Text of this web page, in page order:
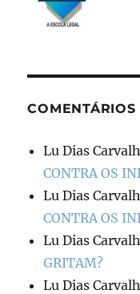
COMENTÁRIOS
Lu Dias
CONTRA OS
Lu Dias
CONTRA OS
Lu Dias
GRITAM?
Lu Dias